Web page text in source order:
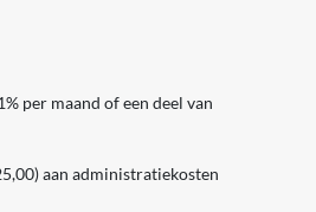
per maand of een deel van
aan administratiekosten